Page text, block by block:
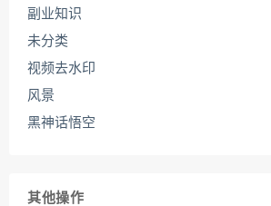
副业知识
未分类
视频去水印
风景
黑神话悟空
其他操作